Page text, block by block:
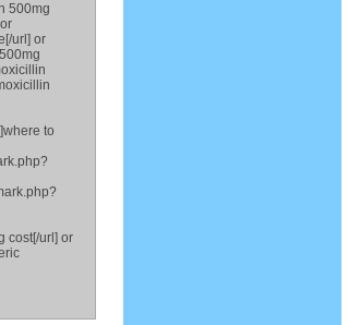
500mg
url] or
to
cost[/url] or